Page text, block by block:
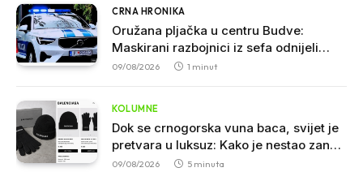
CRNA HRONIKA
Oružana pljačka u centru Budve:
Maskirani razbojnici iz sefa odnijeli
veliku sumu novca
09/08/2026 1 minut
KOLUMNE
Dok se crnogorska vuna baca, svijet je
pretvara u luksuz: Kako je nestao zanat
koji je nekada hranio sjever
09/08/2026 5 minuta